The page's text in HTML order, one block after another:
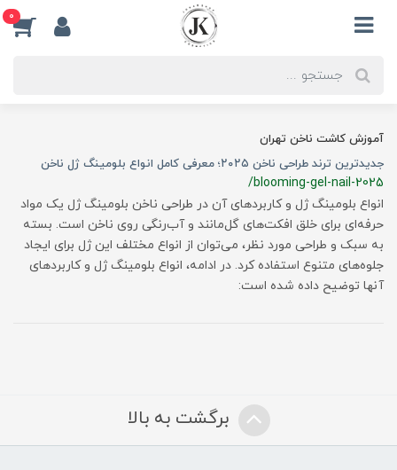
0
آموزش کاشت ناخن تهران
جدیدترین ترند طراحی ناخن ۲۰۲۵؛ معرفی کامل انواع بلومینگ ژل ناخن
/blooming-gel-nail-2025
انواع بلومینگ ژل و کاربردهای آن در طراحی ناخن بلومینگ ژل یک مواد
حرفه‌ای برای خلق افکت‌های گل‌مانند و آب‌رنگی روی ناخن است. بسته
به سبک و طراحی مورد نظر، می‌توان از انواع مختلف این ژل برای ایجاد
جلوه‌های متنوع استفاده کرد. در ادامه، انواع بلومینگ ژل و کاربردهای
آنها توضیح داده شده است:
برگشت به بالا